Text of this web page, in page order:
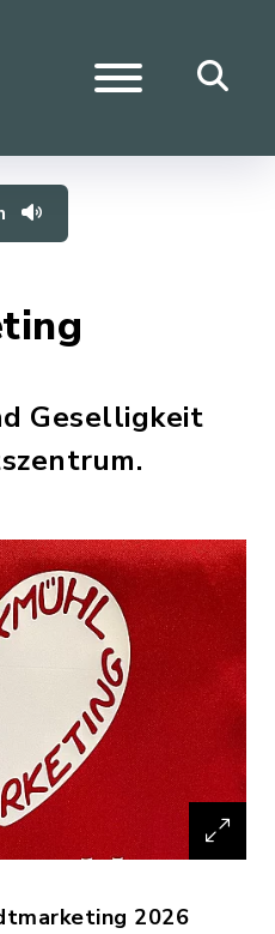
Geselligkeit
2026